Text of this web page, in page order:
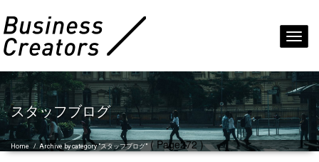
スタッフブログ
Home /Archive by category "スタッフブログ"( Page272 )